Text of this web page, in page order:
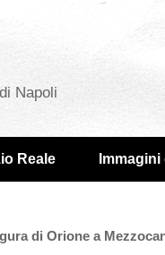
Napoli
Reale
di Orione a